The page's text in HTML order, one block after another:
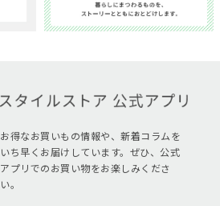
お得なお買いもの情報や、新着コラムを
いち早くお届けしています。ぜひ、公式
アプリでのお買い物をお楽しみくださ
い。